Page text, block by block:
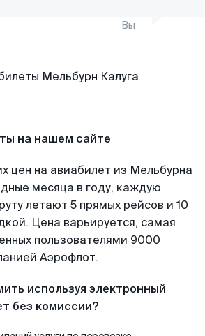
Вы
на нашем сайте
цен на авиабилет из Мельбурна
месяца в году, каждую
летают 5 прямых рейсов и 10
Цена варьируется, самая
пользователями 9000
Аэрофлот.
используя электронный
без комиссии?